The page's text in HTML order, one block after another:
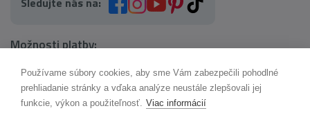
Možnosti platby:
Používame súbory cookies, aby sme Vám zabezpečili pohodlné
prehliadanie stránky a vďaka analýze neustále zlepšovali jej
funkcie, výkon a použiteľnosť. Viac informácií
AI pomocník Maxík
Online